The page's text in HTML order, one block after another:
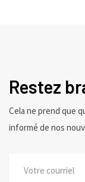
Restez
Cela ne prend que
informé de nos